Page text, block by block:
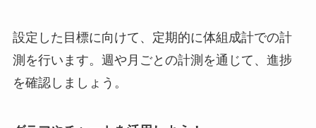
設定した目標に向けて、定期的に体組成計での計
測を行います。週や月ごとの計測を通じて、進捗
を確認しましょう。